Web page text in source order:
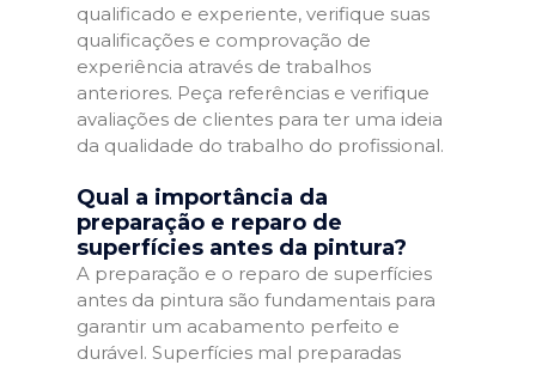
qualificado e experiente, verifique suas
qualificações e comprovação de
experiência através de trabalhos
anteriores. Peça referências e verifique
avaliações de clientes para ter uma ideia
da qualidade do trabalho do profissional.
Qual a importância da
preparação e reparo de
superfícies antes da pintura?
A preparação e o reparo de superfícies
antes da pintura são fundamentais para
garantir um acabamento perfeito e
durável. Superfícies mal preparadas